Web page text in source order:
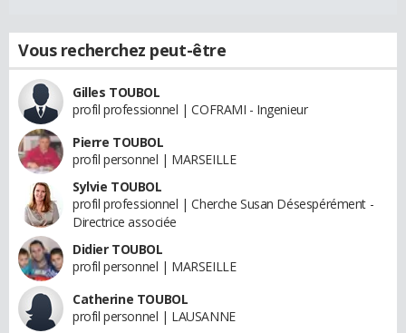
Vous recherchez peut-être
Gilles TOUBOL
profil professionnel | COFRAMI - Ingenieur
Pierre TOUBOL
profil personnel | MARSEILLE
Sylvie TOUBOL
profil professionnel | Cherche Susan Désespérément -
Directrice associée
Didier TOUBOL
profil personnel | MARSEILLE
Catherine TOUBOL
profil personnel | LAUSANNE